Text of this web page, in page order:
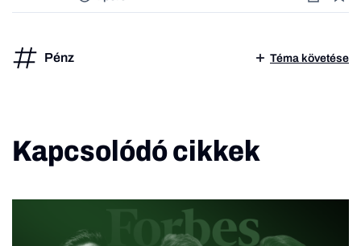
Pénz Téma követése
Kapcsolódó cikkek